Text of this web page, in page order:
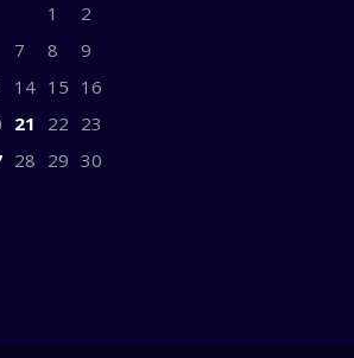
1
2
7 8
9
14 15 16
21 22 23
28 29 30